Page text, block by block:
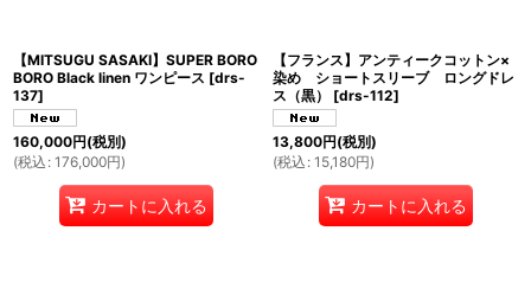
【MITSUGU SASAKI】SUPER BORO
BORO Black linen ワンピース [drs-
137]
160,000円(税別)
(税込 : 176,000円)
カートに入れる
【フランス】アンティークコットン×
染め ショートスリーブ ロングドレ
ス（黒）
[drs-112]
13,800円(税別)
(税込 : 15,180円)
カートに入れる